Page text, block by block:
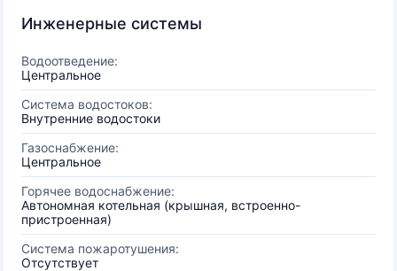
Инженерные системы
Водоотведение:
Центральное
Система водостоков:
Внутренние водостоки
Газоснабжение:
Центральное
Горячее водоснабжение:
Автономная котельная (крышная, встроенно-
пристроенная)
Система пожаротушения:
Отсутствует